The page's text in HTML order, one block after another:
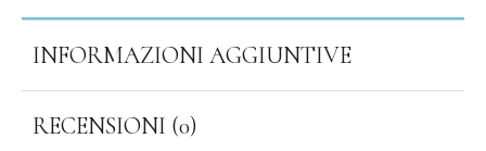
INFORMAZIONI AGGIUNTIVE
RECENSIONI (0)